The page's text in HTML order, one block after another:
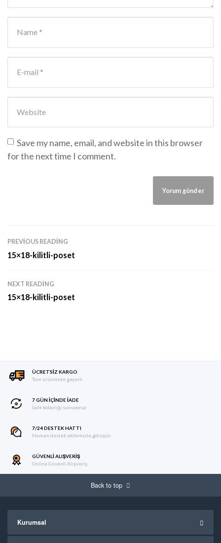
Save my name, email, and website in this browser
for the next time I comment.
PREVIOUS READING
15×18-kilitli-poset
NEXT READING
15×18-kilitli-poset
ÜCRETSIZ KARGO
Tüm ürünlerde geçerli
7 GÜN IÇINDE İADE
İade kolaylığı sunuyoruz
7/24 DESTEK HATTI
Hemen destek ekibimizle görüşün
GÜVENLI ALIŞVERIŞ
Online Güvenli Alışveriş
Back to top
Kurumsal